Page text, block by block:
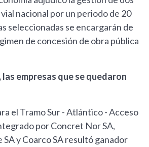
nacional por un periodo de 20
seleccionadas se encargarán de
de concesión de obra pública
empresas que se quedaron
el Tramo Sur - Atlántico - Acceso
por Concret Nor SA,
SA y Coarco SA resultó ganador